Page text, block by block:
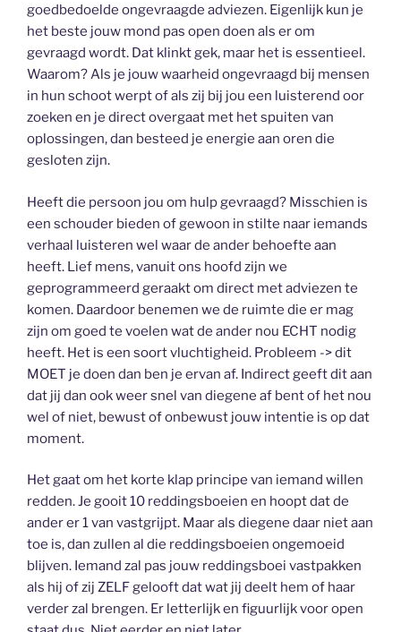
goedbedoelde ongevraagde adviezen. Eigenlijk kun je
het beste jouw mond pas open doen als er om
gevraagd wordt. Dat klinkt gek, maar het is essentieel.
Waarom? Als je jouw waarheid ongevraagd bij mensen
in hun schoot werpt of als zij bij jou een luisterend oor
zoeken en je direct overgaat met het spuiten van
oplossingen, dan besteed je energie aan oren die
gesloten zijn.
Heeft die persoon jou om hulp gevraagd? Misschien is
een schouder bieden of gewoon in stilte naar iemands
verhaal luisteren wel waar de ander behoefte aan
heeft. Lief mens, vanuit ons hoofd zijn we
geprogrammeerd geraakt om direct met adviezen te
komen. Daardoor benemen we de ruimte die er mag
zijn om goed te voelen wat de ander nou ECHT nodig
heeft. Het is een soort vluchtigheid. Probleem -> dit
MOET je doen dan ben je ervan af. Indirect geeft dit aan
dat jij dan ook weer snel van diegene af bent of het nou
wel of niet, bewust of onbewust jouw intentie is op dat
moment.
Het gaat om het korte klap principe van iemand willen
redden. Je gooit 10 reddingsboeien en hoopt dat de
ander er 1 van vastgrijpt. Maar als diegene daar niet aan
toe is, dan zullen al die reddingsboeien ongemoeid
blijven. Iemand zal pas jouw reddingsboei vastpakken
als hij of zij ZELF gelooft dat wat jij deelt hem of haar
verder zal brengen. Er letterlijk en figuurlijk voor open